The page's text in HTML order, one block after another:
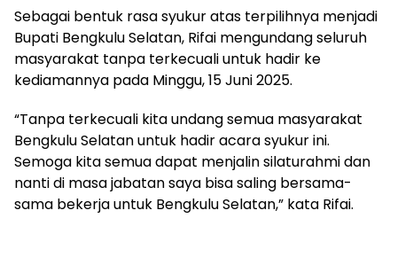
Sebagai bentuk rasa syukur atas terpilihnya menjadi
Bupati Bengkulu Selatan, Rifai mengundang seluruh
masyarakat tanpa terkecuali untuk hadir ke
kediamannya pada Minggu, 15 Juni 2025.
“Tanpa terkecuali kita undang semua masyarakat
Bengkulu Selatan untuk hadir acara syukur ini.
Semoga kita semua dapat menjalin silaturahmi dan
nanti di masa jabatan saya bisa saling bersama-
sama bekerja untuk Bengkulu Selatan,” kata Rifai.